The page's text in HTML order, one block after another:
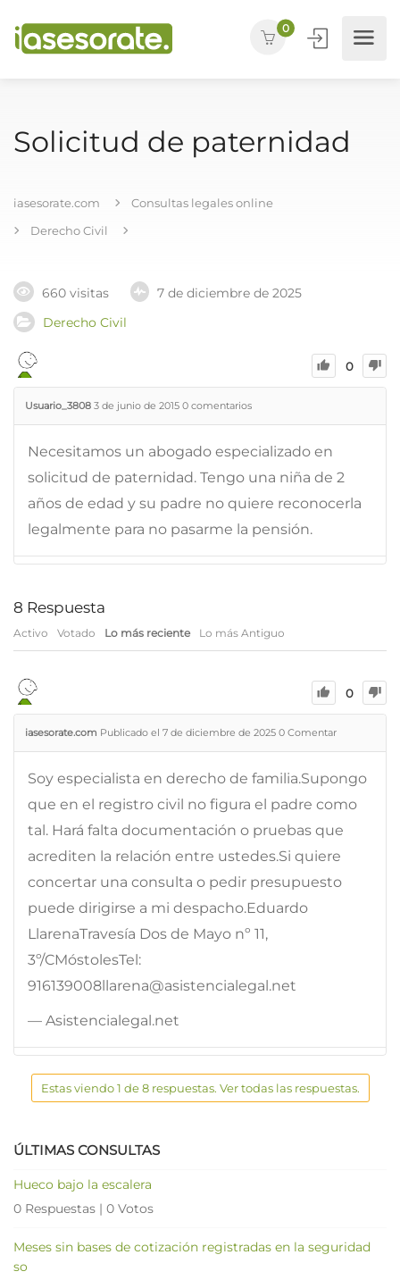
0
Solicitud de paternidad
iasesorate.com
Consultas legales online
Derecho Civil
660 visitas
7 de diciembre de 2025
Derecho Civil
0
Usuario_3808 3 de junio de 2015 0 comentarios
Necesitamos un abogado especializado en
solicitud de paternidad. Tengo una niña de 2
años de edad y su padre no quiere reconocerla
legalmente para no pasarme la pensión.
8 Respuesta
Activo Votado Lo más reciente Lo más Antiguo
0
iasesorate.com Publicado el 7 de diciembre de 2025 0 Comentar
Soy especialista en derecho de familia.Supongo
que en el registro civil no figura el padre como
tal. Hará falta documentación o pruebas que
acrediten la relación entre ustedes.Si quiere
concertar una consulta o pedir presupuesto
puede dirigirse a mi despacho.Eduardo
LlarenaTravesía Dos de Mayo nº 11,
3º/CMóstolesTel:
916139008llarena@asistencialegal.net
— Asistencialegal.net
Estas viendo 1 de 8 respuestas. Ver todas las respuestas.
ÚLTIMAS CONSULTAS
Hueco bajo la escalera
0 Respuestas | 0 Votos
Meses sin bases de cotización registradas en la seguridad
so